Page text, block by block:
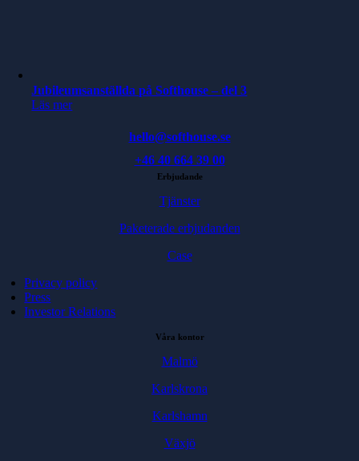
Jubileumsanställda på Softhouse – del 3
Läs mer
hello@softhouse.se
+46 40 664 39 00
Erbjudande
Tjänster
Paketerade erbjudanden
Case
Privacy policy
Press
Investor Relations
Våra kontor
Malmö
Karlskrona
Karlshamn
Växjö